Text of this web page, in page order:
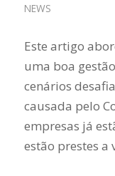
NEWS
Este artigo
uma boa
cenários
causada pelo
empresas já
estão prestes a